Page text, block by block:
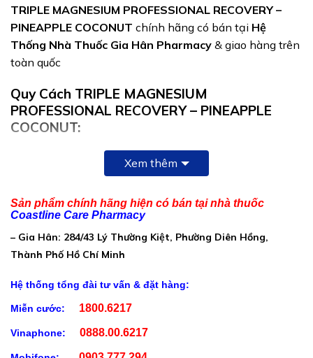
TRIPLE MAGNESIUM PROFESSIONAL RECOVERY –
PINEAPPLE COCONUT chính hãng có bán tại Hệ
Thống Nhà Thuốc Gia Hân Pharmacy & giao hàng trên
toàn quốc
Quy Cách TRIPLE MAGNESIUM
PROFESSIONAL RECOVERY – PINEAPPLE
COCONUT:
Thành Phần TRIPLE MAGNESIUM
PROFESSIONAL RECOVERY – PINEAPPLE
Trong 5g chứa:
Magiê citrat: 323,6 mg
Magiê amino acid chelat: 1050 mg
(tương đương nguyên tố magiê 210 mg)
Magiê glycinate dihydrat: 427,35 mg
Xem thêm
Sản phẩm chính hãng hiện có bán tại nhà thuốc
Coastline Care Pharmacy
– Gia Hân: 284/43 Lý Thường Kiệt, Phường Diên Hồng,
Thành Phố Hồ Chí Minh
Hệ thống tổng đài tư vấn & đặt hàng:
Miễn cước: 1800.6217
Vinaphone: 0888.00.6217